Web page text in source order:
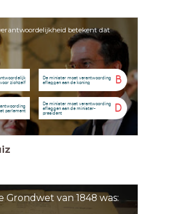
betekent dat
voor zichzelf
B
De minister moet verantwoording
afleggen aan de koning
parlement
D
De minister moet verantwoording
afleggen aan de minister-
president
Grondwet van 1848 was: